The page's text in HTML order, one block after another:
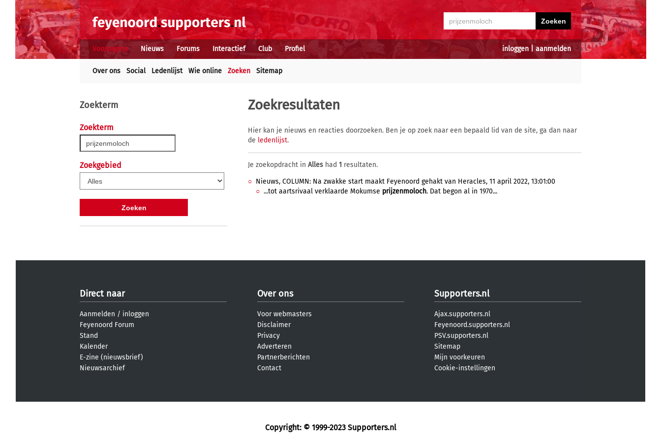
inloggen aanmelden
Voorpagina Nieuws Forums Interactief Club Profiel
Over ons Social Ledenlijst Wie online Zoeken Sitemap
Zoekterm
Zoekterm
Zoekgebied
Zoekresultaten
Hier kan je nieuws en reacties doorzoeken. Ben je op zoek naar een bepaald lid van de site, ga dan naar
de ledenlijst.
Je zoekopdracht in Alles had 1 resultaten.
Nieuws, COLUMN: Na zwakke start maakt Feyenoord gehakt van Heracles, 11 april 2022, 13:01:00
...tot aartsrivaal verklaarde Mokumse prijzenmoloch. Dat begon al in 1970...
Direct naar
Aanmelden / inloggen
Feyenoord Forum
Stand
Kalender
E-zine (nieuwsbrief)
Nieuwsarchief
Over ons
Voor webmasters
Disclaimer
Privacy
Adverteren
Partnerberichten
Contact
Supporters.nl
Ajax.supporters.nl
Feyenoord.supporters.nl
PSV.supporters.nl
Sitemap
Mijn voorkeuren
Cookie-instellingen
Copyright: © 1999-2023 Supporters.nl